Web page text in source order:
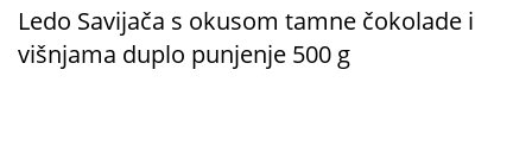
Ledo Savijača s okusom tamne čokolade i
višnjama duplo punjenje 500 g